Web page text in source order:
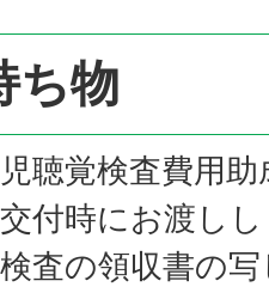
ち物
聴覚検査費用
付時にお渡し
査の領収書の